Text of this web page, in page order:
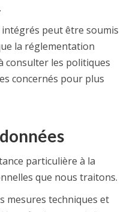
intégrés peut être soumis
la réglementation
consulter les politiques
concernés pour plus
particulière à la
que nous traitons.
mesures techniques et